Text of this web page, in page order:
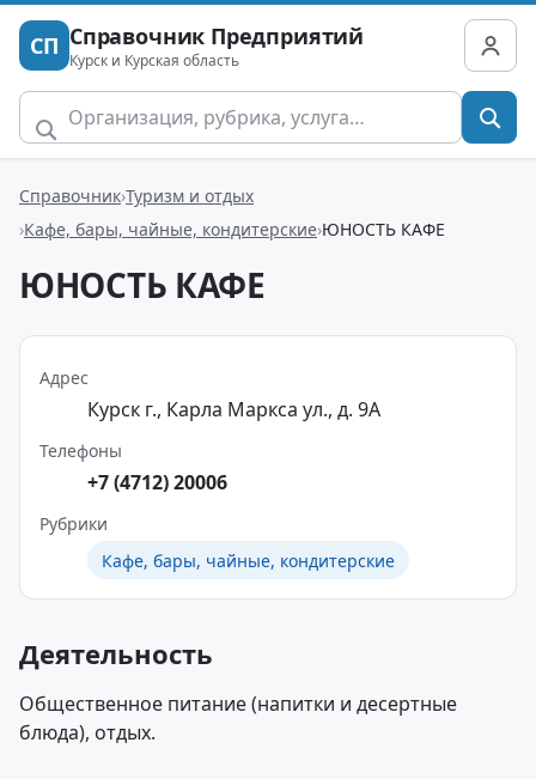
СП Справочник Предприятий
Курск и Курская область
Справочник Туризм и отдых
Кафе, бары, чайные, кондитерские ЮНОСТЬ КАФЕ
ЮНОСТЬ КАФЕ
Адрес
Курск г., Карла Маркса ул., д. 9А
Телефоны
+7 (4712) 20006
Рубрики
Кафе, бары, чайные, кондитерские
Деятельность
Общественное питание (напитки и десертные
блюда), отдых.